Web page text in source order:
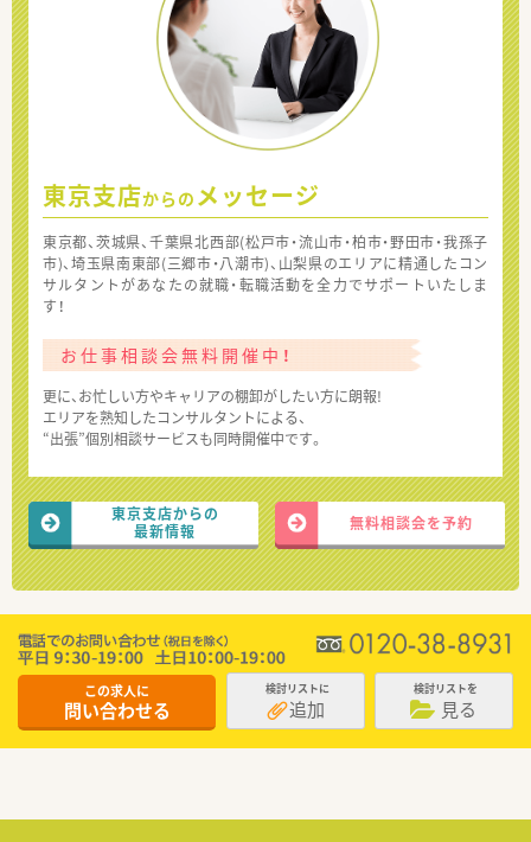
東京支店からの メッセージ
東京都、茨城県、千葉県北西部(松戸市・流山市・柏市・野田市・我孫子
市)、埼玉県南東部(三郷市・八潮市)、山梨県のエリアに精通したコン
サルタントがあなたの就職・転職活動を全力でサポートいたしま
す！
お仕事相談会無料開催中！
更に、お忙しい方やキャリアの棚卸がしたい方に朗報!
エリアを熟知したコンサルタントによる、
“出張”個別相談サービスも同時開催中です。
東京支店からの
最新情報
無料相談会を予約
この求人に
問い合わせる
検討リストに
追加
検討リストを
見る